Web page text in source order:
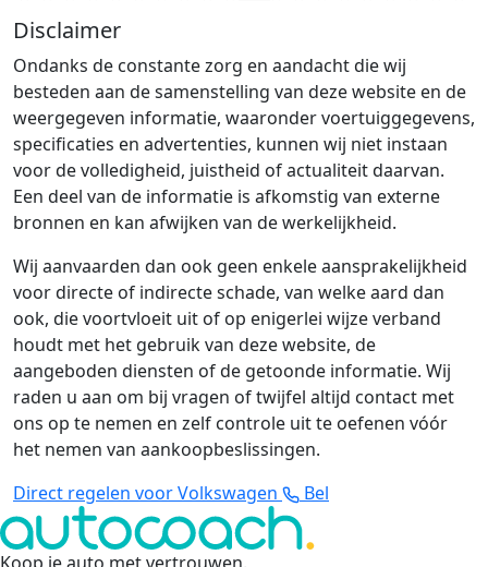
Disclaimer
Ondanks de constante zorg en aandacht die wij
besteden aan de samenstelling van deze website en de
weergegeven informatie, waaronder voertuiggegevens,
specificaties en advertenties, kunnen wij niet instaan
voor de volledigheid, juistheid of actualiteit daarvan.
Een deel van de informatie is afkomstig van externe
bronnen en kan afwijken van de werkelijkheid.
Wij aanvaarden dan ook geen enkele aansprakelijkheid
voor directe of indirecte schade, van welke aard dan
ook, die voortvloeit uit of op enigerlei wijze verband
houdt met het gebruik van deze website, de
aangeboden diensten of de getoonde informatie. Wij
raden u aan om bij vragen of twijfel altijd contact met
ons op te nemen en zelf controle uit te oefenen vóór
het nemen van aankoopbeslissingen.
Direct regelen voor Volkswagen
Bel